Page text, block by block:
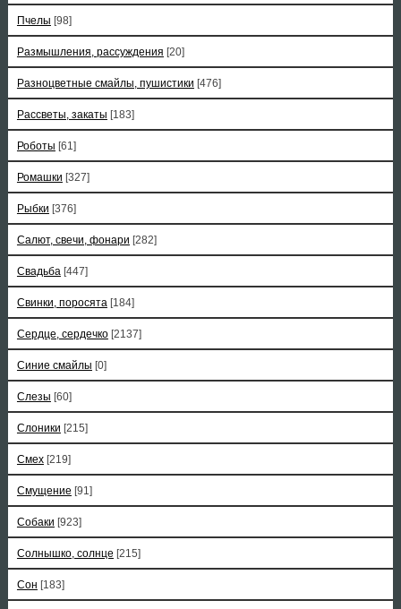
Пчелы [98]
Размышления, рассуждения [20]
Разноцветные смайлы, пушистики [476]
Рассветы, закаты [183]
Роботы [61]
Ромашки [327]
Рыбки [376]
Салют, свечи, фонари [282]
Свадьба [447]
Свинки, поросята [184]
Сердце, сердечко [2137]
Синие смайлы [0]
Слезы [60]
Слоники [215]
Смех [219]
Смущение [91]
Собаки [923]
Солнышко, солнце [215]
Сон [183]